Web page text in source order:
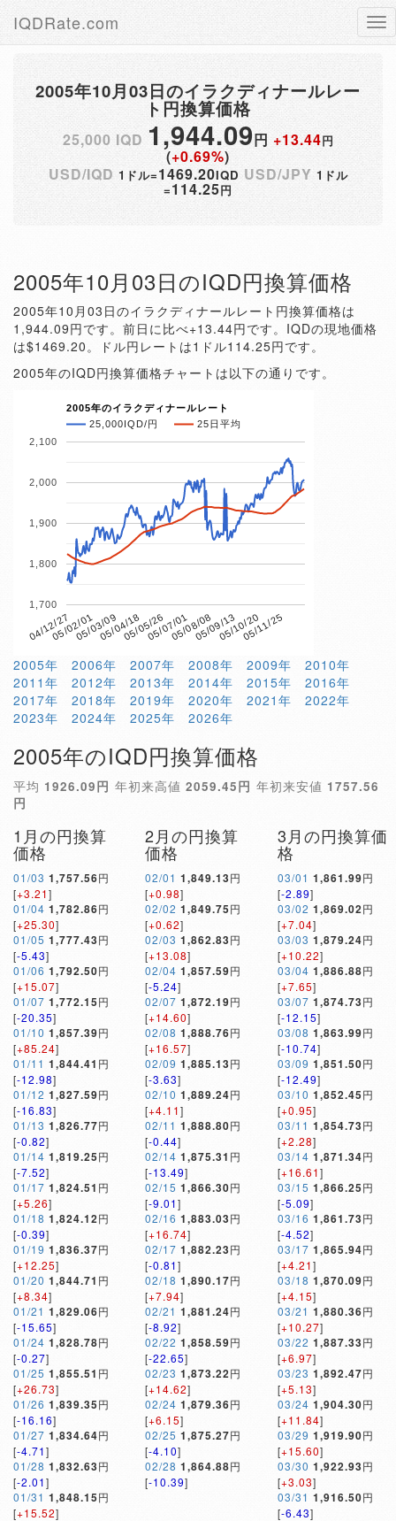
IQDRate.com
2005年10月03日のイラクディナールレー
ト円換算価格
25,000 IQD 1,944.09円 +13.44円
(+0.69%)
USD/IQD 1ドル=1469.20IQD USD/JPY 1ドル
=114.25円
2005年10月03日のIQD円換算価格
2005年10月03日のイラクディナールレート円換算価格は
1,944.09円です。前日に比べ+13.44円です。IQDの現地価格
は$1469.20。ドル円レートは1ドル114.25円です。
2005年のIQD円換算価格チャートは以下の通りです。
2005年のイラクディナールレート
25,000IQD/円
25日平均
04/12/2705/02/0105/03/0905/04/1805/05/2605/07/0105/08/0805/09/1305/10/2005/11/25
1,700
1,800
1,900
2,000
2,100
2005年 2006年 2007年 2008年 2009年
2010年
2011年
2012年 2013年 2014年 2015年
2016年
2017年
2018年 2019年 2020年 2021年
2022年
2023年
2024年 2025年 2026年
2005年のIQD円換算価格
平均 1926.09円 年初来高値 2059.45円 年初来安値 1757.56
円
1月の円換算
価格
01/03 1,757.56円
[+3.21]
01/04 1,782.86円
[+25.30]
01/05 1,777.43円
[-5.43]
01/06 1,792.50円
[+15.07]
01/07 1,772.15円
[-20.35]
01/10 1,857.39円
[+85.24]
01/11 1,844.41 円
[-12.98]
01/12 1,827.59円
[-16.83]
01/13 1,826.77円
[-0.82]
01/14 1,819.25円
[-7.52]
01/17 1,824.51 円
[+5.26]
01/18 1,824.12円
[-0.39]
01/19 1,836.37円
[+12.25]
01/20 1,844.71 円
[+8.34]
01/21 1,829.06円
[-15.65]
01/24 1,828.78円
[-0.27]
01/25 1,855.51 円
[+26.73]
01/26 1,839.35円
[-16.16]
01/27 1,834.64円
[-4.71]
01/28 1,832.63円
[-2.01]
01/31 1,848.15円
[+15.52]
2月の円換算
価格
02/01 1,849.13円
[+0.98]
02/02 1,849.75円
[+0.62]
02/03 1,862.83円
[+13.08]
02/04 1,857.59円
[-5.24]
02/07 1,872.19円
[+14.60]
02/08 1,888.76円
[+16.57]
02/09 1,885.13円
[-3.63]
02/10 1,889.24円
[+4.11]
02/11 1,888.80円
[-0.44]
02/14 1,875.31 円
[-13.49]
02/15 1,866.30円
[-9.01]
02/16 1,883.03円
[+16.74]
02/17 1,882.23円
[-0.81]
02/18 1,890.17円
[+7.94]
02/21 1,881.24円
[-8.92]
02/22 1,858.59円
[-22.65]
02/23 1,873.22円
[+14.62]
02/24 1,879.36円
[+6.15]
02/25 1,875.27円
[-4.10]
02/28 1,864.88円
[-10.39]
3月の円換算価
格
03/01 1,861.99円
[-2.89]
03/02 1,869.02円
[+7.04]
03/03 1,879.24円
[+10.22]
03/04 1,886.88円
[+7.65]
03/07 1,874.73円
[-12.15]
03/08 1,863.99円
[-10.74]
03/09 1,851.50円
[-12.49]
03/10 1,852.45円
[+0.95]
03/11 1,854.73円
[+2.28]
03/14 1,871.34円
[+16.61]
03/15 1,866.25円
[-5.09]
03/16 1,861.73円
[-4.52]
03/17 1,865.94円
[+4.21]
03/18 1,870.09円
[+4.15]
03/21 1,880.36円
[+10.27]
03/22 1,887.33円
[+6.97]
03/23 1,892.47円
[+5.13]
03/24 1,904.30円
[+11.84]
03/29 1,919.90円
[+15.60]
03/30 1,922.93円
[+3.03]
03/31 1,916.50円
[-6.43]